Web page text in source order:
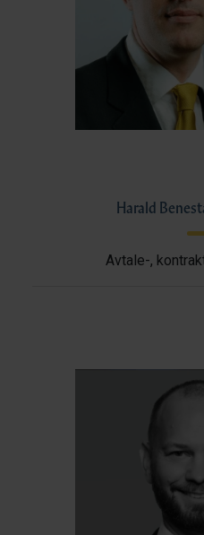
Harald
Avtale-,